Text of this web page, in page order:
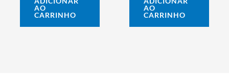
AO
CARRINHO
AO
CARRINHO